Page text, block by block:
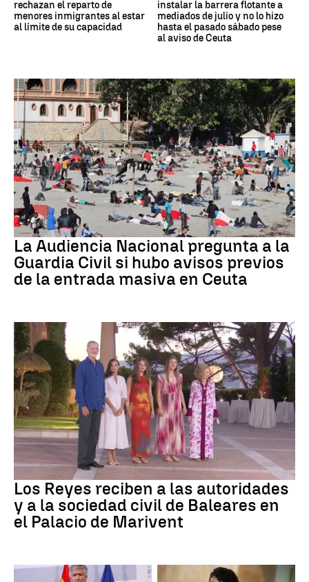
rechazan el reparto de
menores inmigrantes al estar
al límite de su capacidad
instalar la barrera flotante a
mediados de julio y no lo hizo
hasta el pasado sábado pese
al aviso de Ceuta
Crisis migratoria
La Audiencia Nacional pregunta a la
Guardia Civil si hubo avisos previos
de la entrada masiva en Ceuta
Los Reyes reciben a las autoridades
y a la sociedad civil de Baleares en
el Palacio de Marivent